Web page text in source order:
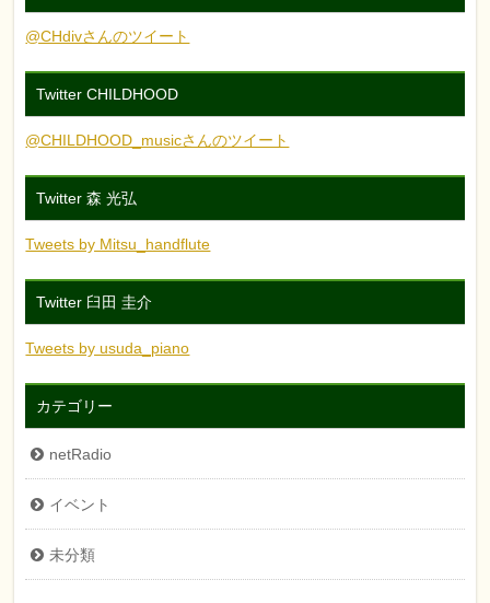
@CHdivさんのツイート
Twitter CHILDHOOD
@CHILDHOOD_musicさんのツイート
Twitter 森 光弘
Tweets by Mitsu_handflute
Twitter 臼田 圭介
Tweets by usuda_piano
カテゴリー
netRadio
イベント
未分類